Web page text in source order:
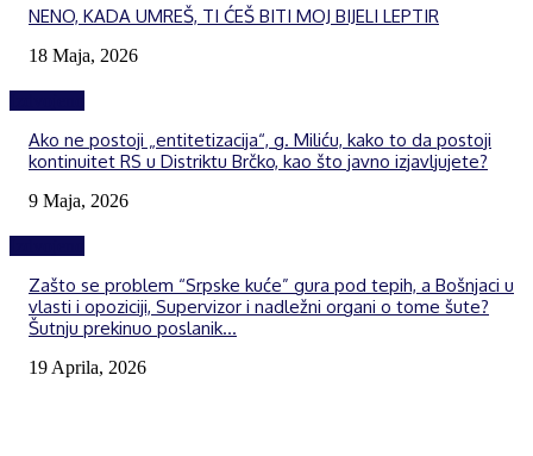
NENO, KADA UMREŠ, TI ĆEŠ BITI MOJ BIJELI LEPTIR
18 Maja, 2026
Ako ne postoji „entitetizacija“, g. Miliću, kako to da postoji
kontinuitet RS u Distriktu Brčko, kao što javno izjavljujete?
9 Maja, 2026
Zašto se problem “Srpske kuće” gura pod tepih, a Bošnjaci u
vlasti i opoziciji, Supervizor i nadležni organi o tome šute?
Šutnju prekinuo poslanik...
19 Aprila, 2026